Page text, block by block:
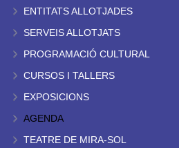
ENTITATS ALLOTJADES
SERVEIS ALLOTJATS
PROGRAMACIÓ CULTURAL
CURSOS I TALLERS
EXPOSICIONS
AGENDA
TEATRE DE MIRA-SOL